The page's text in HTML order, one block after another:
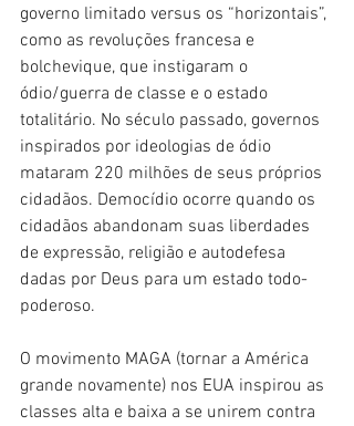
governo limitado versus os “horizontais”,
como as revoluções francesa e
bolchevique, que instigaram o
ódio/guerra de classe e o estado
totalitário. No século passado, governos
inspirados por ideologias de ódio
mataram 220 milhões de seus próprios
cidadãos. Democídio ocorre quando os
cidadãos abandonam suas liberdades
de expressão, religião e autodefesa
dadas por Deus para um estado todo-
poderoso.
O movimento MAGA (tornar a América
grande novamente) nos EUA inspirou as
classes alta e baixa a se unirem contra